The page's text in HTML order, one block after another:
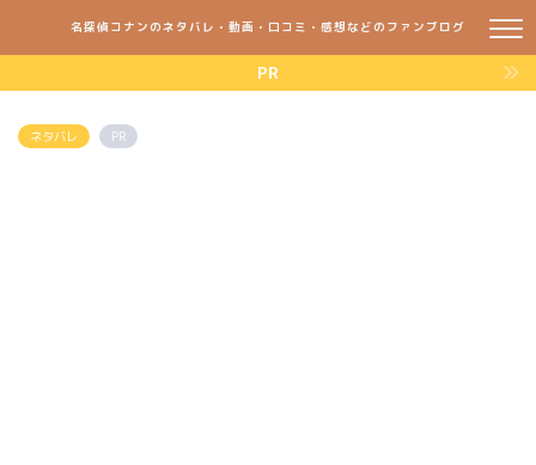
名探偵コナンのネタバレ・動画・口コミ・感想などのファンブログ
PR
ネタバレ PR